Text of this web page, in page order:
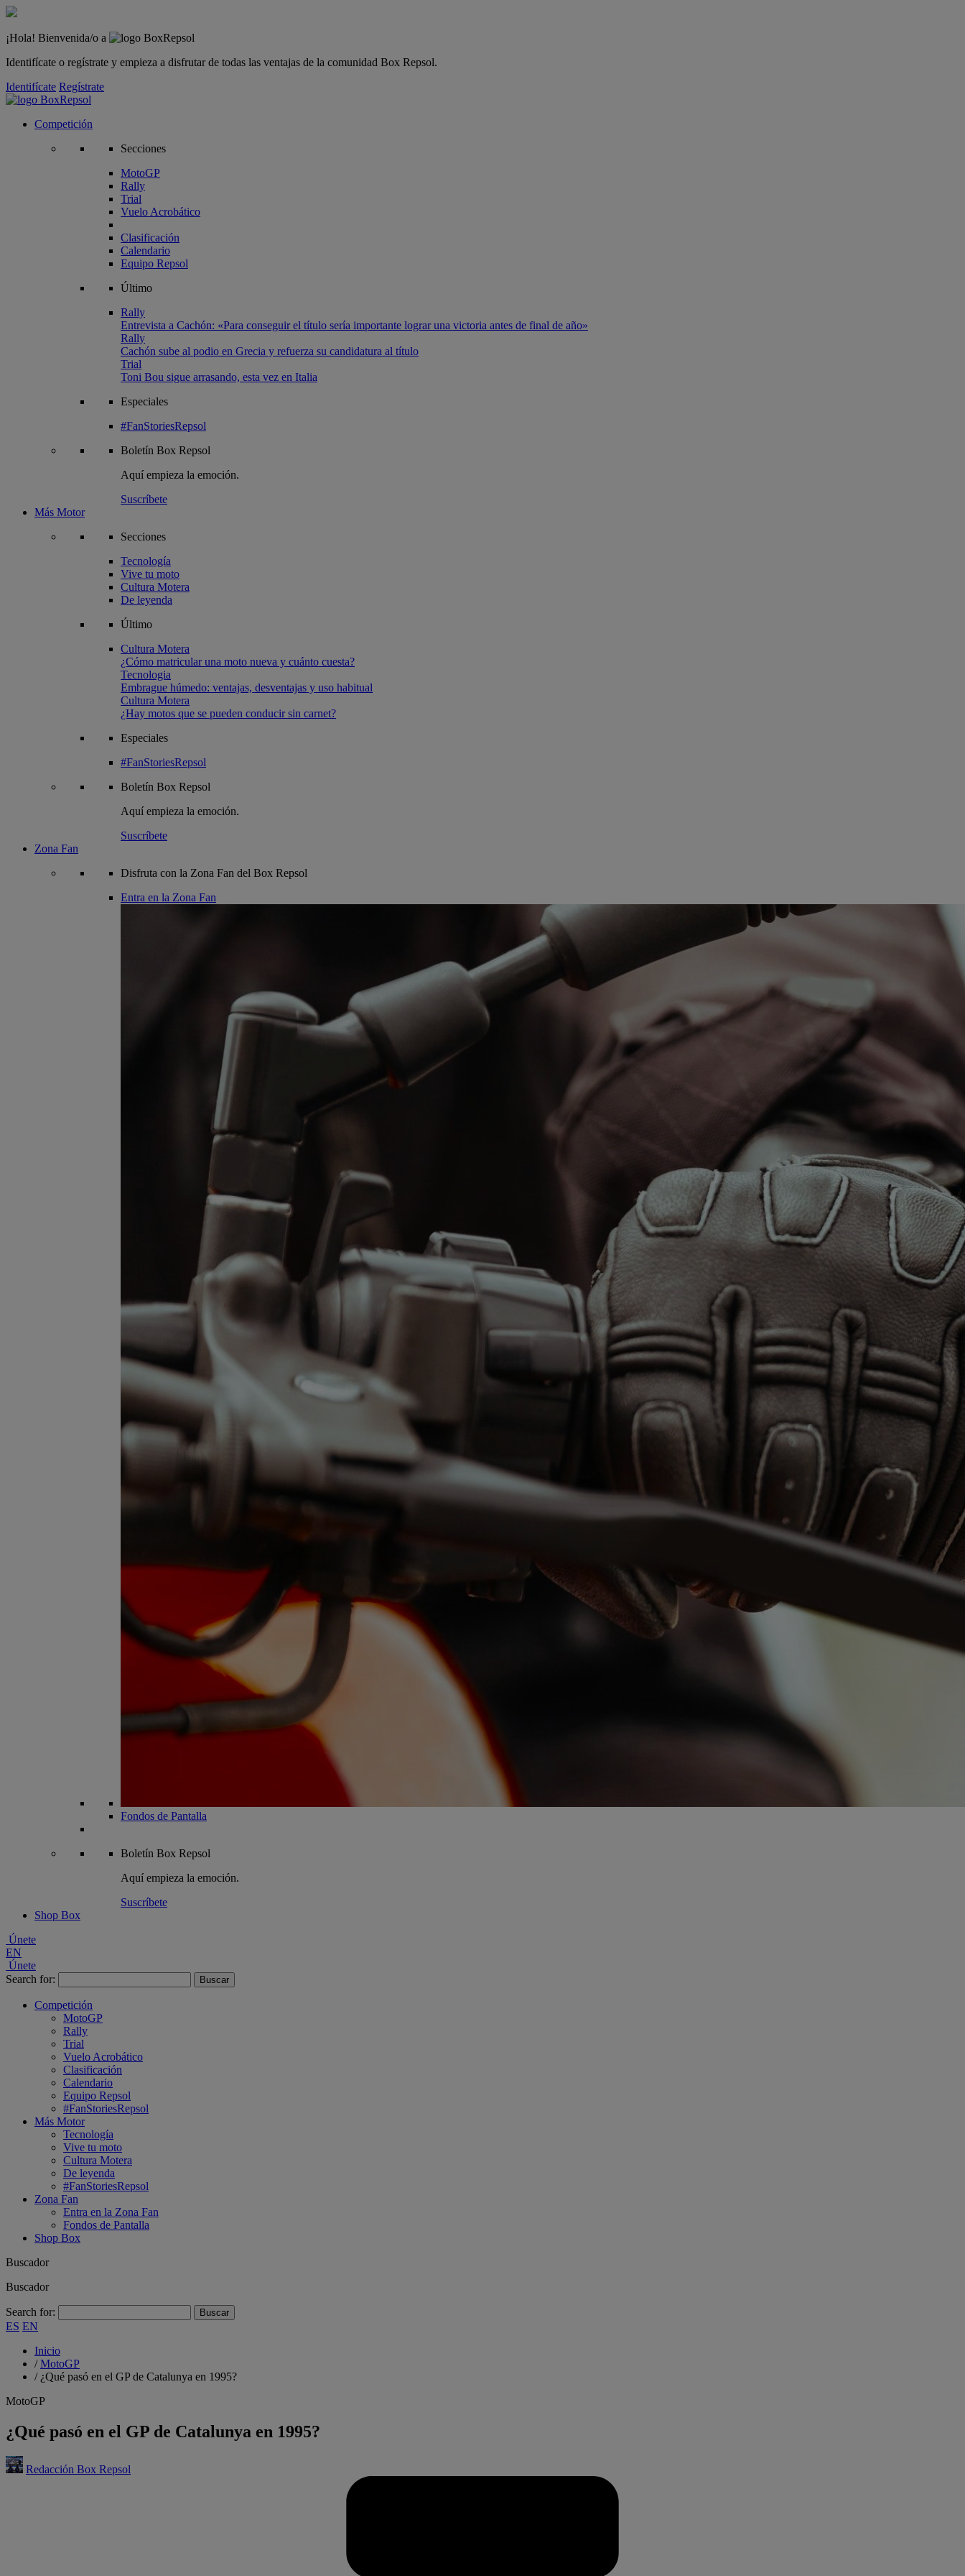
¡Hola! Bienvenida/o a
Identifícate o regístrate y empieza a disfrutar de todas las ventajas de la comunidad Box Repsol.
Identifícate Regístrate
Competición
Secciones
MotoGP
Rally
Trial
Vuelo Acrobático
Clasificación
Calendario
Equipo Repsol
Último
Rally
Entrevista a Cachón: «Para conseguir el título sería importante lograr una victoria antes de final de año»
Rally
Cachón sube al podio en Grecia y refuerza su candidatura al título
Trial
Toni Bou sigue arrasando, esta vez en Italia
Especiales
#FanStoriesRepsol
Boletín Box Repsol
Aquí empieza la emoción.
Suscríbete
Más Motor
Secciones
Tecnología
Vive tu moto
Cultura Motera
De leyenda
Último
Cultura Motera
¿Cómo matricular una moto nueva y cuánto cuesta?
Tecnologia
Embrague húmedo: ventajas, desventajas y uso habitual
Cultura Motera
¿Hay motos que se pueden conducir sin carnet?
Especiales
#FanStoriesRepsol
Boletín Box Repsol
Aquí empieza la emoción.
Suscríbete
Zona Fan
Disfruta con la Zona Fan del Box Repsol
Entra en la Zona Fan
Fondos de Pantalla
Boletín Box Repsol
Aquí empieza la emoción.
Suscríbete
Shop Box
Únete
EN
Únete
Search for:
Competición
MotoGP
Rally
Trial
Vuelo Acrobático
Clasificación
Calendario
Equipo Repsol
#FanStoriesRepsol
Más Motor
Tecnología
Vive tu moto
Cultura Motera
De leyenda
#FanStoriesRepsol
Zona Fan
Entra en la Zona Fan
Fondos de Pantalla
Shop Box
Buscador
Buscador
Search for:
ES EN
Inicio
/MotoGP
/ ¿Qué pasó en el GP de Catalunya en 1995?
MotoGP
¿Qué pasó en el GP de Catalunya en 1995?
Redacción Box Repsol